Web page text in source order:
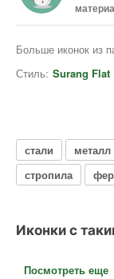
Больше иконок из
Стиль: Surang Flat
стали металл
стропила
Иконки с
Посмотреть еще